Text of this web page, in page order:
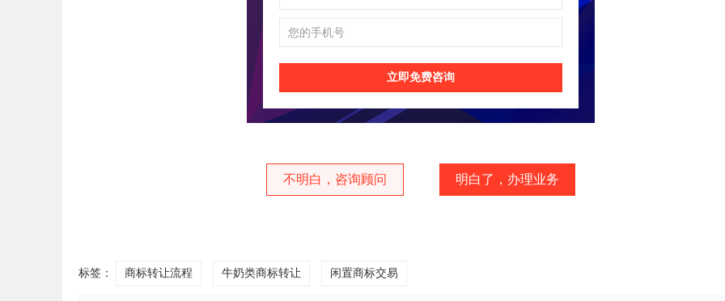
立即免费咨询
不明白，咨询顾问 明白了，办理业务
标签： 商标转让流程 牛奶类商标转让 闲置商标交易